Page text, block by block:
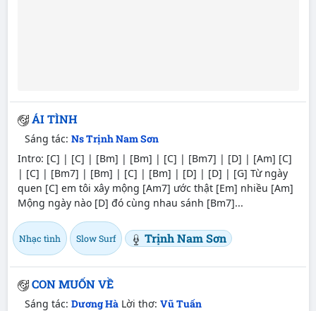
ÁI TÌNH
Sáng tác: Ns Trịnh Nam Sơn
Intro: [C] | [C] | [Bm] | [Bm] | [C] | [Bm7] | [D] | [Am] [C]
| [C] | [Bm7] | [Bm] | [C] | [Bm] | [D] | [D] | [G] Từ ngày
quen [C] em tôi xây mộng [Am7] ước thật [Em] nhiều [Am]
Mộng ngày nào [D] đó cùng nhau sánh [Bm7]...
Nhạc tình Slow Surf Trịnh Nam Sơn
CON MUỐN VỀ
Sáng tác: Dương Hà Lời thơ: Vũ Tuấn